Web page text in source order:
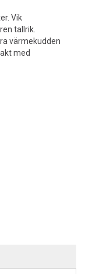
Vik
tallrik.
värmekudden
med